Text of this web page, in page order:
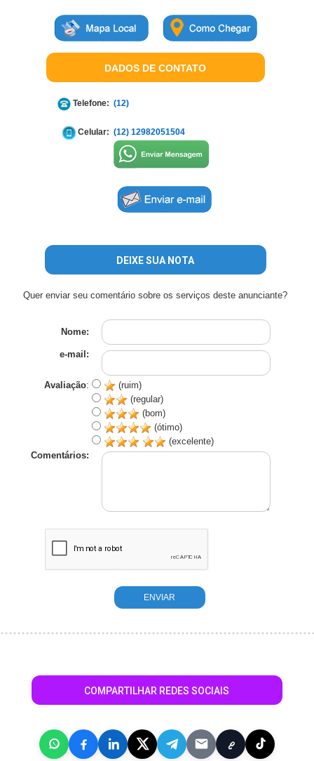
DADOS DE CONTATO
Telefone: (12)
Celular: (12) 12982051504
DEIXE SUA NOTA
Quer enviar seu comentário sobre os serviços deste anunciante?
Nome:
e-mail:
Avaliação:
(ruim)
(regular)
(bom)
(ótimo)
(excelente)
Comentários:
COMPARTILHAR REDES SOCIAIS